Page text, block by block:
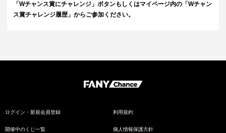
「Wチャンス賞にチャレンジ」ボタンもしくはマイページ内の「Wチャン
ス賞チャレンジ履歴」からご参加ください。
ログイン・新規会員登録
開催中のくじ一覧
利用規約
個人情報保護方針